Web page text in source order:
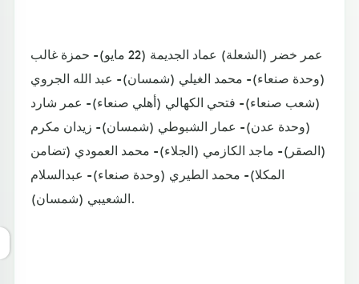
عمر خضر (الشعلة) عماد الجديمة (22 مايو)- حمزة غالب
(وحدة صنعاء)- محمد الغيلي (شمسان)- عبد الله الجروي
(شعب صنعاء)- فتحي الكهالي (أهلي صنعاء)- عمر شارد
(وحدة عدن)- عمار الشبوطي (شمسان)- زيدان مكرم
(الصقر)- ماجد الكازمي (الجلاء)- محمد العمودي (تضامن
المكلا)- محمد الطيري (وحدة صنعاء)- عبدالسلام
الشعيبي (شمسان).